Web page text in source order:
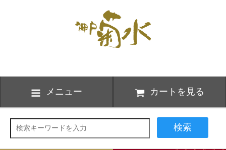
メニュー カートを見る
検索